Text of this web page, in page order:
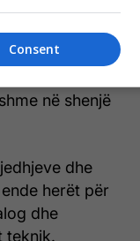
ai i ka
ku
në shenjë
dhe
herët për
dhe
teknik.
Consent